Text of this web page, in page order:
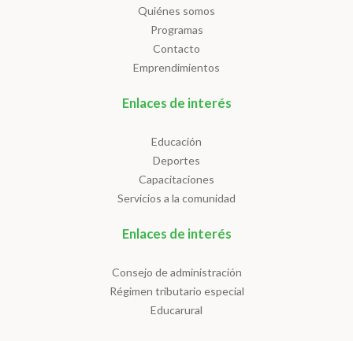
Quiénes somos
Programas
Contacto
Emprendimientos
Enlaces de interés
Educación
Deportes
Capacitaciones
Servicios a la comunidad
Enlaces de interés
Consejo de administración
Régimen tributario especial
Educarural